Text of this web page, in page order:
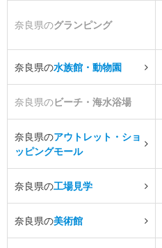
奈良県のグランピング
奈良県の水族館・動物園
奈良県のビーチ・海水浴場
奈良県のアウトレット・ショ
ッピングモール
奈良県の工場見学
奈良県の美術館